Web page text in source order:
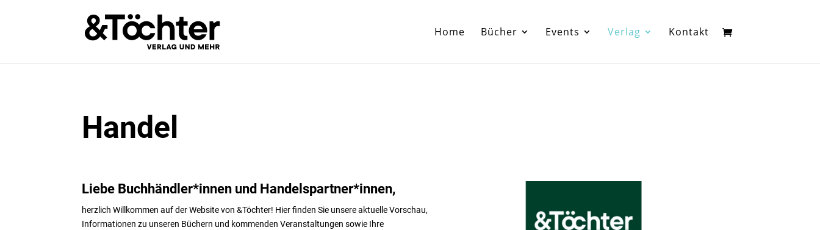
Home Bücher Events Verlag Kontakt
Handel
Liebe Buchhändler*innen und Handelspartner*innen,
herzlich Willkommen auf der Website von &Töchter! Hier finden Sie unsere aktuelle Vorschau,
Informationen zu unseren Büchern und kommenden Veranstaltungen sowie Ihre